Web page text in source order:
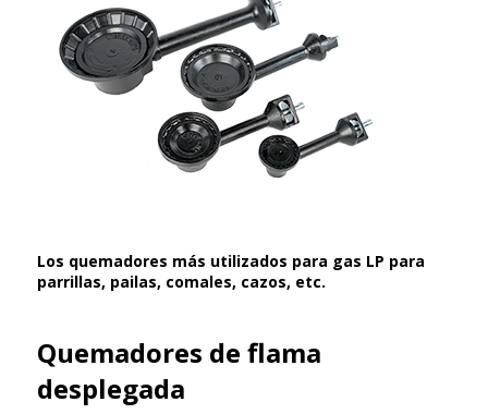
Los quemadores más utilizados para gas LP para
parrillas, pailas, comales, cazos, etc.
Quemadores de flama
desplegada